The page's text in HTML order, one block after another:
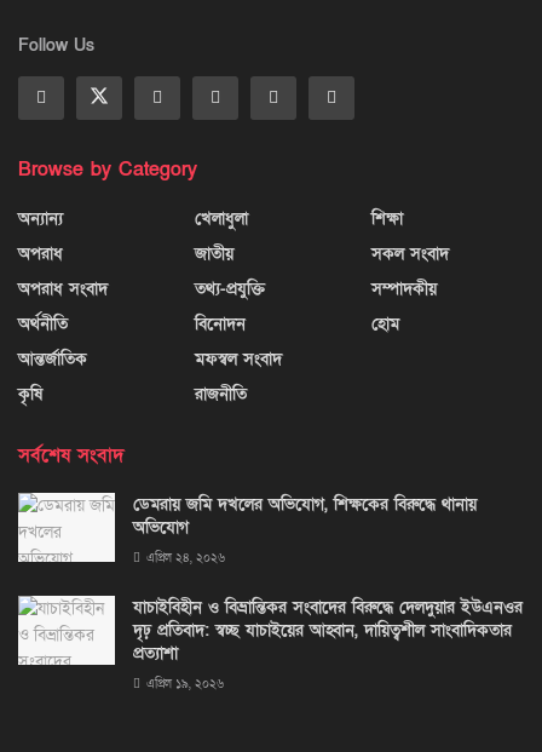
Follow Us
Browse by Category
অন্যান্য
অপরাধ
অপরাধ সংবাদ
অর্থনীতি
আন্তর্জাতিক
কৃষি
খেলাধুলা
জাতীয়
তথ্য-প্রযুক্তি
বিনোদন
মফস্বল সংবাদ
রাজনীতি
শিক্ষা
সকল সংবাদ
সম্পাদকীয়
হোম
সর্বশেষ সংবাদ
ডেমরায় জমি দখলের অভিযোগ, শিক্ষকের বিরুদ্ধে থানায়
অভিযোগ
এপ্রিল ২৪, ২০২৬
যাচাইবিহীন ও বিভ্রান্তিকর সংবাদের বিরুদ্ধে দেলদুয়ার ইউএনওর
দৃঢ় প্রতিবাদ: স্বচ্ছ যাচাইয়ের আহ্বান, দায়িত্বশীল সাংবাদিকতার
প্রত্যাশা
এপ্রিল ১৯, ২০২৬